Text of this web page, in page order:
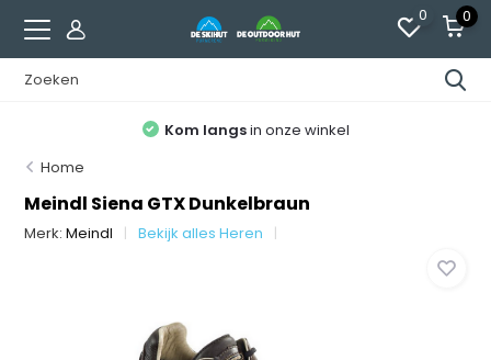
0 0
Kom langsin onze winkel
Home
Meindl Siena GTX Dunkelbraun
Merk:Meindl Bekijk alles Heren